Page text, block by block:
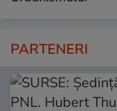
PARTENERI